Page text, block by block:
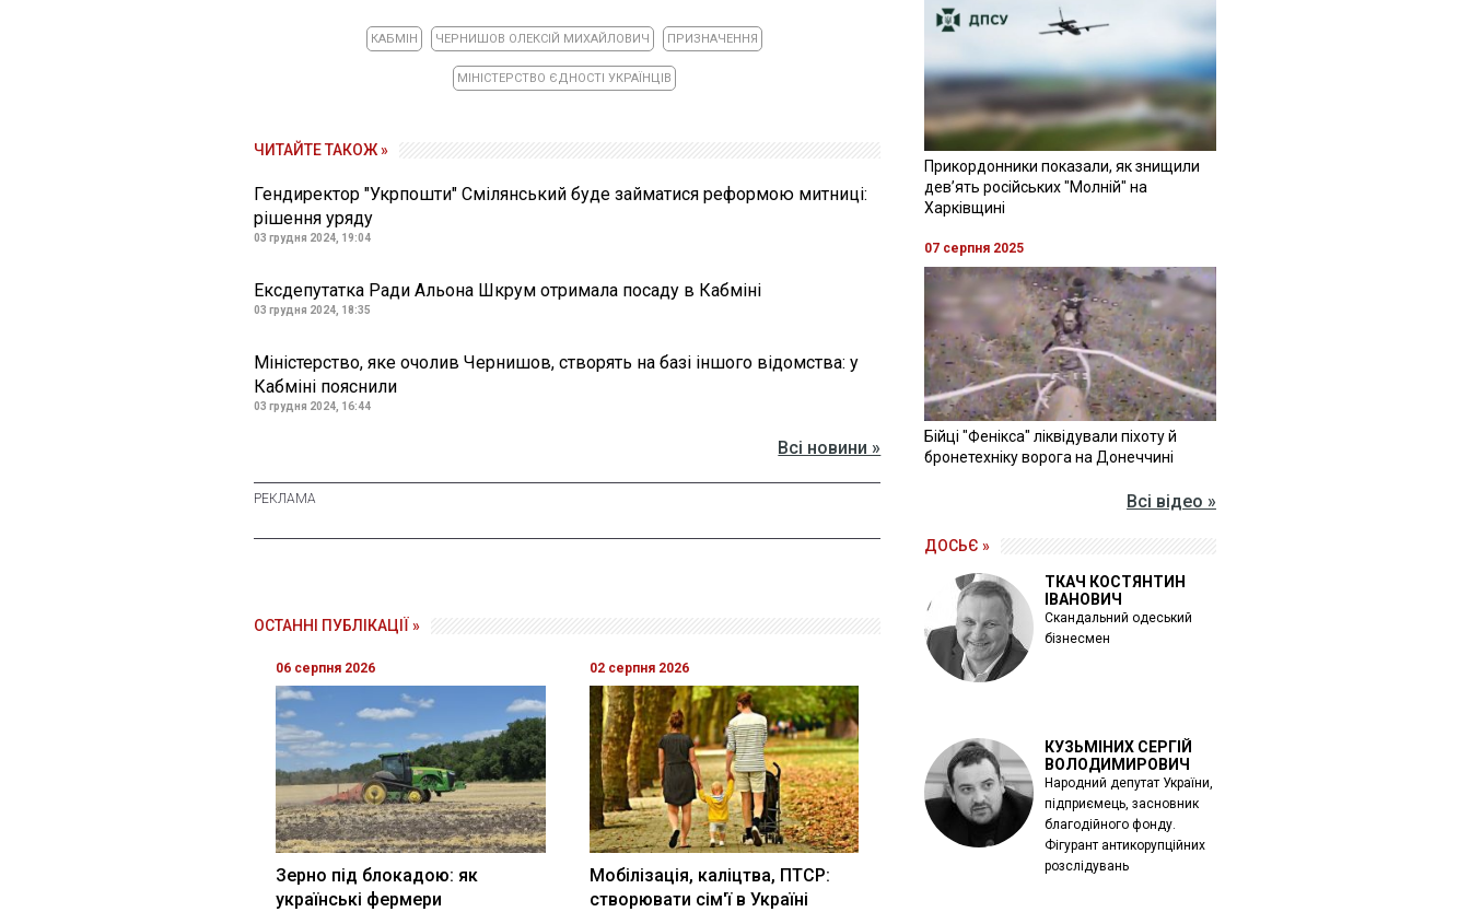
КАБМІН ЧЕРНИШОВ ОЛЕКСІЙ МИХАЙЛОВИЧ ПРИЗНАЧЕННЯ
МІНІСТЕРСТВО ЄДНОСТІ УКРАЇНЦІВ
ЧИТАЙТЕ ТАКОЖ »
Гендиректор "Укрпошти" Смілянський буде займатися реформою митниці:
рішення уряду
03 грудня 2024, 19:04
Ексдепутатка Ради Альона Шкрум отримала посаду в Кабміні
03 грудня 2024, 18:35
Міністерство, яке очолив Чернишов, створять на базі іншого відомства: у
Кабміні пояснили
03 грудня 2024, 16:44
Всі новини »
ОСТАННІ ПУБЛІКАЦІЇ »
06 серпня 2026
Зерно під блокадою: як
українські фермери
02 серпня 2026
Мобілізація, каліцтва, ПТСР:
створювати сім'ї в Україні
Прикордонники показали, як знищили
девʼять російських "Молній" на
Харківщині
07 серпня 2025
Бійці "Фенікса" ліквідували піхоту й
бронетехніку ворога на Донеччині
Всі відео »
ДОСЬЄ »
ТКАЧ КОСТЯНТИН
ІВАНОВИЧ
Скандальний одеський
бізнесмен
КУЗЬМІНИХ СЕРГІЙ
ВОЛОДИМИРОВИЧ
Народний депутат України,
підприємець, засновник
благодійного фонду.
Фігурант антикорупційних
розслідувань